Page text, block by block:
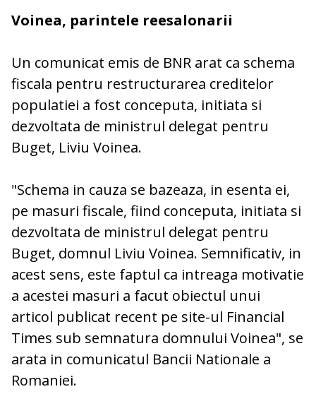
Voinea, parintele reesalonarii
Un comunicat emis de BNR arat ca schema
fiscala pentru restructurarea creditelor
populatiei a fost conceputa, initiata si
dezvoltata de ministrul delegat pentru
Buget, Liviu Voinea.
"Schema in cauza se bazeaza, in esenta ei,
pe masuri fiscale, fiind conceputa, initiata si
dezvoltata de ministrul delegat pentru
Buget, domnul Liviu Voinea. Semnificativ, in
acest sens, este faptul ca intreaga motivatie
a acestei masuri a facut obiectul unui
articol publicat recent pe site-ul Financial
Times sub semnatura domnului Voinea", se
arata in comunicatul Bancii Nationale a
Romaniei.